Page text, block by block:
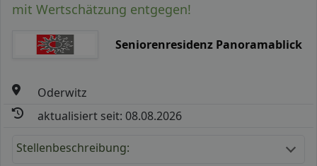
mit Wertschätzung entgegen!
Seniorenresidenz Panoramablick
Oderwitz
aktualisiert seit: 08.08.2026
Stellenbeschreibung: